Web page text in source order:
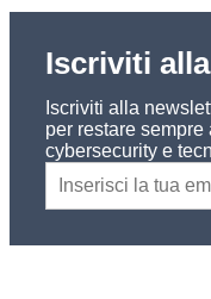
Iscriviti
Iscriviti alla
per restare
cybersecurity e